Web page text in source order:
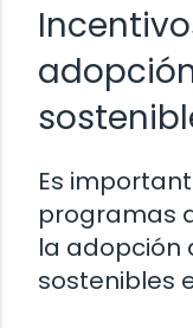
Es
programas
la adopción
sostenibles